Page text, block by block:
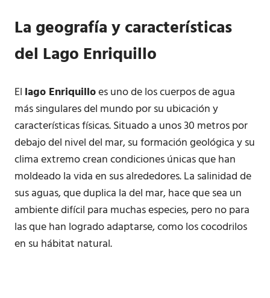
La geografía y características
del Lago Enriquillo
El lago Enriquilloes uno de los cuerpos de agua
más singulares del mundo por su ubicación y
características físicas. Situado a unos 30 metros por
debajo del nivel del mar, su formación geológica y su
clima extremo crean condiciones únicas que han
moldeado la vida en sus alrededores. La salinidad de
sus aguas, que duplica la del mar, hace que sea un
ambiente difícil para muchas especies, pero no para
las que han logrado adaptarse, como los cocodrilos
en su hábitat natural.